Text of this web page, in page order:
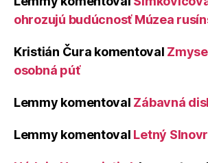
ohrozujú budúcnosť Múzea
Kristián Čura komentoval
osobná púť
Lemmy komentoval Zábavná
Lemmy komentoval Letný